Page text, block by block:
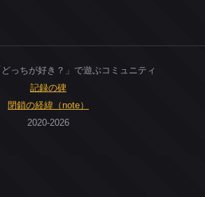
っちが好き？」で遊ぶコミュニティ
記録の碑
閉鎖の経緯（note）
2020-2026